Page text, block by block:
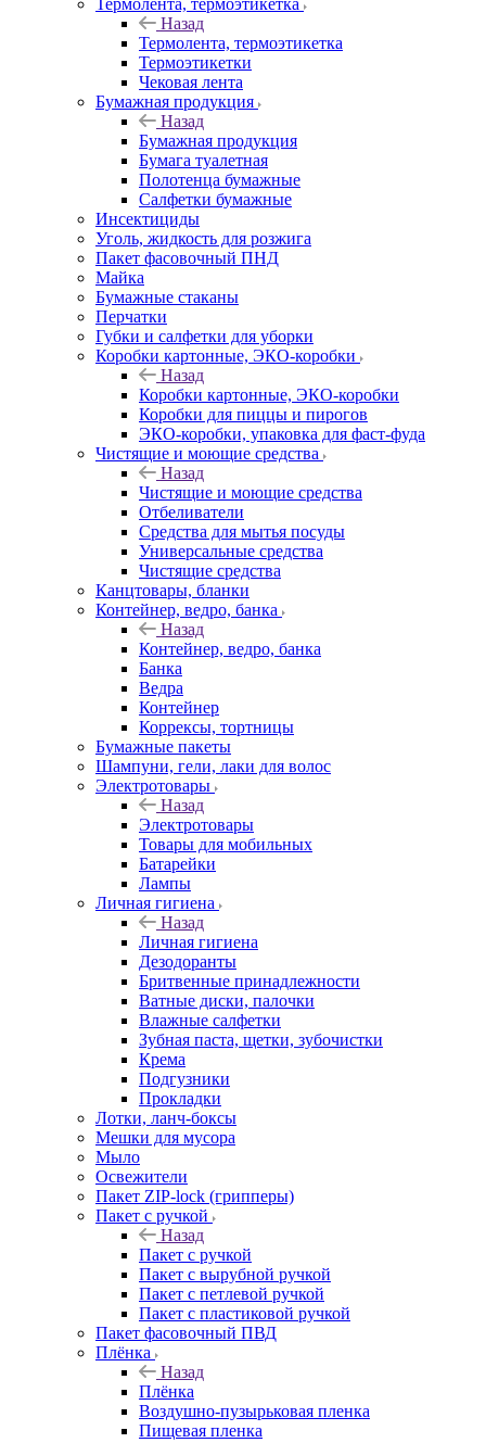
Термолента, термоэтикетка
Назад
Термолента, термоэтикетка
Термоэтикетки
Чековая лента
Бумажная продукция
Назад
Бумажная продукция
Бумага туалетная
Полотенца бумажные
Салфетки бумажные
Инсектициды
Уголь, жидкость для розжига
Пакет фасовочный ПНД
Майка
Бумажные стаканы
Перчатки
Губки и салфетки для уборки
Коробки картонные, ЭКО-коробки
Назад
Коробки картонные, ЭКО-коробки
Коробки для пиццы и пирогов
ЭКО-коробки, упаковка для фаст-фуда
Чистящие и моющие средства
Назад
Чистящие и моющие средства
Отбеливатели
Средства для мытья посуды
Универсальные средства
Чистящие средства
Канцтовары, бланки
Контейнер, ведро, банка
Назад
Контейнер, ведро, банка
Банка
Ведра
Контейнер
Коррексы, тортницы
Бумажные пакеты
Шампуни, гели, лаки для волос
Электротовары
Назад
Электротовары
Товары для мобильных
Батарейки
Лампы
Личная гигиена
Назад
Личная гигиена
Дезодоранты
Бритвенные принадлежности
Ватные диски, палочки
Влажные салфетки
Зубная паста, щетки, зубочистки
Крема
Подгузники
Прокладки
Лотки, ланч-боксы
Мешки для мусора
Мыло
Освежители
Пакет ZIP-lock (грипперы)
Пакет с ручкой
Назад
Пакет с ручкой
Пакет с вырубной ручкой
Пакет с петлевой ручкой
Пакет с пластиковой ручкой
Пакет фасовочный ПВД
Плёнка
Назад
Плёнка
Воздушно-пузырьковая пленка
Пищевая пленка